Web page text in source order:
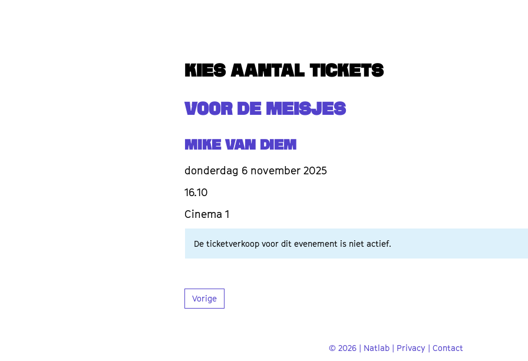
KIES AANTAL TICKETS
VOOR DE MEISJES
Mike van Diem
donderdag 6 november 2025
16.10
Cinema 1
De ticketverkoop voor dit evenement is niet actief.
Vorige
© 2026 | Natlab | Privacy | Contact